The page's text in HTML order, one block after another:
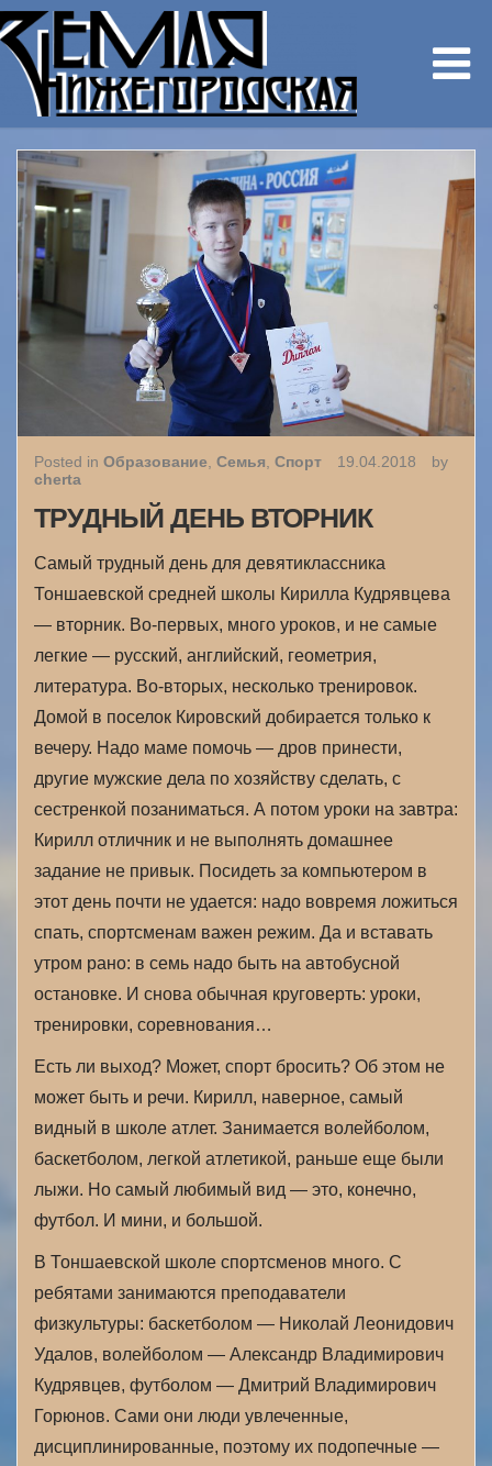
Posted in Образование Семья Спорт 19.04.2018
by
cherta
ТРУДНЫЙ ДЕНЬ ВТОРНИК
Самый трудный день для девятиклассника
Тоншаевской средней школы Кирилла Кудрявцева
— вторник. Во-первых, много уроков, и не самые
легкие — русский, английский, геометрия,
литература. Во-вторых, несколько тренировок.
Домой в поселок Кировский добирается только к
вечеру. Надо маме помочь — дров принести,
другие мужские дела по хозяйству сделать, с
сестренкой позаниматься. А потом уроки на завтра:
Кирилл отличник и не выполнять домашнее
задание не привык. Посидеть за компьютером в
этот день почти не удается: надо вовремя ложиться
спать, спортсменам важен режим. Да и вставать
утром рано: в семь надо быть на автобусной
остановке. И снова обычная круговерть: уроки,
тренировки, соревнования…
Есть ли выход? Может, спорт бросить? Об этом не
может быть и речи. Кирилл, наверное, самый
видный в школе атлет. Занимается волейболом,
баскетболом, легкой атлетикой, раньше еще были
лыжи. Но самый любимый вид — это, конечно,
футбол. И мини, и большой.
В Тоншаевской школе спортсменов много. С
ребятами занимаются преподаватели
физкультуры: баскетболом — Николай Леонидович
Удалов, волейболом — Александр Владимирович
Кудрявцев, футболом — Дмитрий Владимирович
Горюнов. Сами они люди увлеченные,
дисциплинированные, поэтому их подопечные —